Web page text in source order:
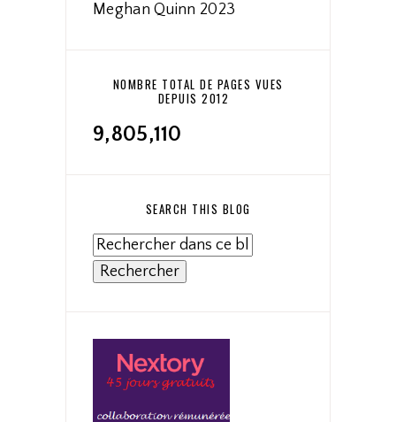
Meghan Quinn 2023
NOMBRE TOTAL DE PAGES VUES
DEPUIS 2012
9,805,110
SEARCH THIS BLOG